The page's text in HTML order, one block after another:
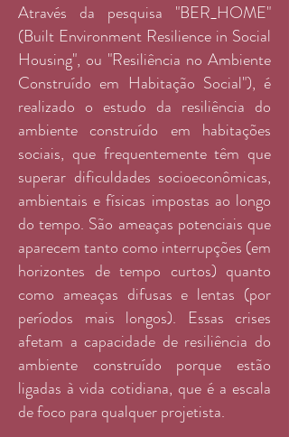
Através da pesquisa "BER_HOME"
(Built Environment Resilience in Social
Housing", ou "Resiliência no Ambiente
Construído em Habitação Social"), é
realizado o estudo da resiliência do
ambiente construído em habitações
sociais, que frequentemente têm que
superar dificuldades socioeconômicas,
ambientais e físicas impostas ao longo
do tempo. São ameaças potenciais que
aparecem tanto como interrupções (em
horizontes de tempo curtos) quanto
como ameaças difusas e lentas (por
períodos mais longos). Essas crises
afetam a capacidade de resiliência do
ambiente construído porque estão
ligadas à vida cotidiana, que é a escala
de foco para qualquer projetista.